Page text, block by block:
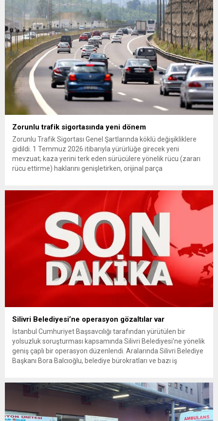
çıkarma cezası uygulanmak üzere Yüksek Disiplin Kurulu’na
(YDK) sevk edilen ve partideki tüm görevlerinden...
Zorunlu trafik sigortasında yeni dönem
Zorunlu Trafik Sigortası Genel Şartlarında köklü değişikliklere
gidildi. 1 Temmuz 2026 itibarıyla yürürlüğe girecek yeni
mevzuat; kaza yerini terk eden sürücülere yönelik rücu (zararı
rücu ettirme) haklarını genişletirken, orijinal parça
getiriyor. Hazine Müsteşarlığına bağlı ilgili kurumlarca...
Silivri Belediyesi’ne operasyon gözaltılar var
İstanbul Cumhuriyet Başsavcılığı tarafından yürütülen bir
yolsuzluk soruşturması kapsamında Silivri Belediyesi’ne yönelik
geniş çaplı bir operasyon düzenlendi. Aralarında Silivri Belediye
Başkanı Bora Balcıoğlu, belediye bürokratları ve bazı iş
inceleme ve arama çalışmaları devam ediyor. İstanbul’da...